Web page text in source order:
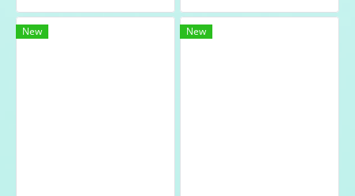
New New